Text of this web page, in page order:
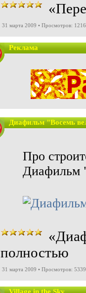
31 марта 2009 • Просмотров:
Реклама
Диафильм "Восемь
Про
Диафильм
полностью
31 марта 2009 • Просмотров: 5339